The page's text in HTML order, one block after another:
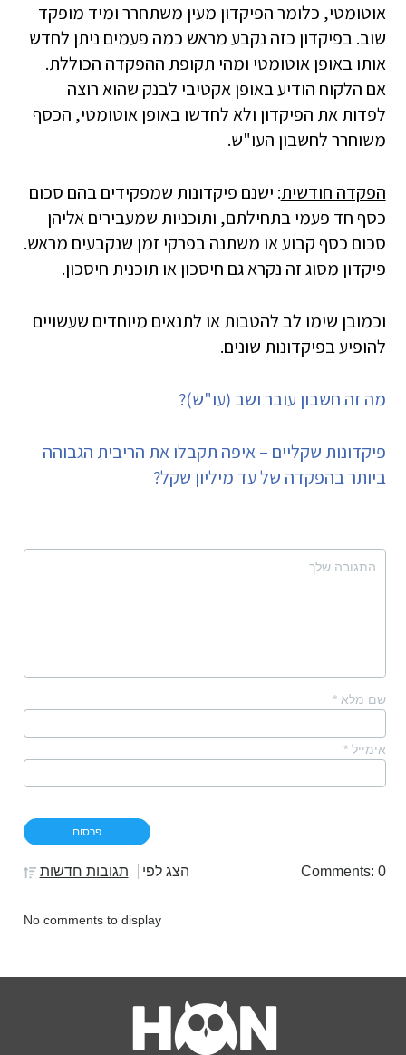
אוטומטי, כלומר הפיקדון מעין משתחרר ומיד מופקד
שוב. בפיקדון כזה נקבע מראש כמה פעמים ניתן לחדש
אותו באופן אוטומטי ומהי תקופת ההפקדה הכוללת.
אם הלקוח הודיע באופן אקטיבי לבנק שהוא רוצה
לפדות את הפיקדון ולא לחדשו באופן אוטומטי, הכסף
משוחרר לחשבון העו"ש.
הפקדה חודשית: ישנם פיקדונות שמפקידים בהם סכום
כסף חד פעמי בתחילתם, ותוכניות שמעבירים אליהן
סכום כסף קבוע או משתנה בפרקי זמן שנקבעים מראש.
פיקדון מסוג זה נקרא גם חיסכון או תוכנית חיסכון.
וכמובן שימו לב להטבות או לתנאים מיוחדים שעשויים
להופיע בפיקדונות שונים.
מה זה חשבון עובר ושב (עו"ש)?
פיקדונות שקליים – איפה תקבלו את הריבית הגבוהה
ביותר בהפקדה של עד מיליון שקל?
שם מלא *
אימייל *
Comments: 0 הצג לפי תגובות חדשות
No comments to display